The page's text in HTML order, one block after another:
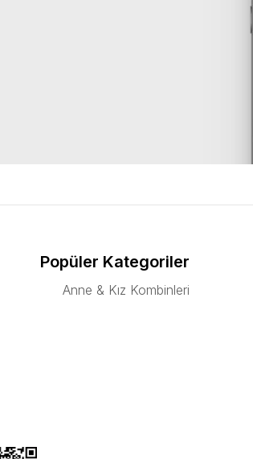
Popüler Kategoriler
Anne & Kız Kombinleri